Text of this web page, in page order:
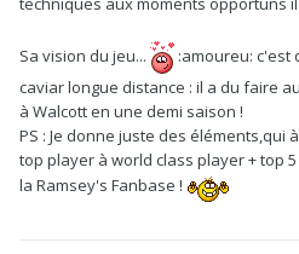
Sa vision du jeu...
:amoureu:
caviar longue distance : il a du faire
à Walcott en une demi saison !
PS : Je donne juste des éléments,qui
top player à world class player + top
la Ramsey's Fanbase !